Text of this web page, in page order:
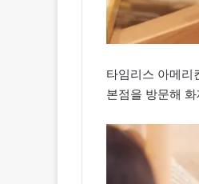
타임리스 아메리
본점을 방문해